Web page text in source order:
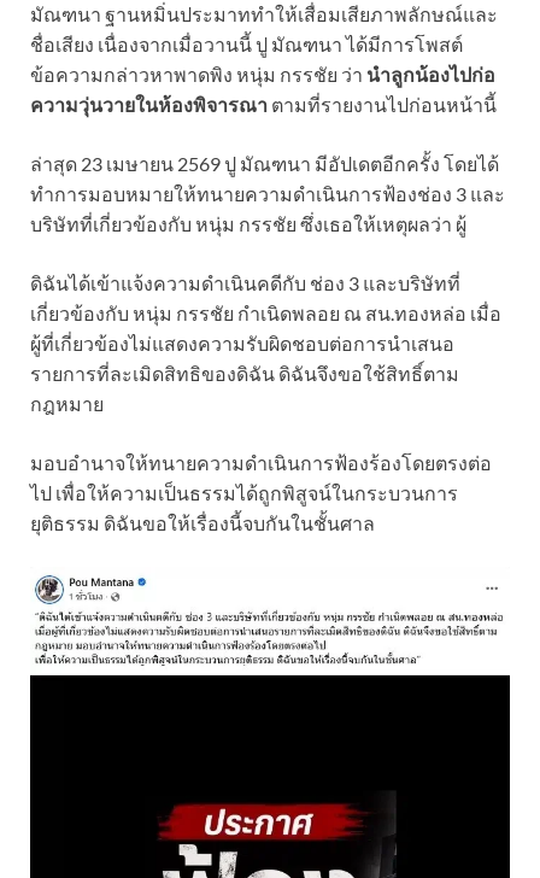
มัณฑนา ฐานหมิ่นประมาททำให้เสื่อมเสียภาพลักษณ์และ
ชื่อเสียง เนื่องจากเมื่อวานนี้ ปู มัณฑนา ได้มีการโพสต์
ข้อความกล่าวหาพาดพิง หนุ่ม กรรชัย ว่า นำลูกน้องไปก่อ
ความวุ่นวายในห้องพิจารณา ตามที่รายงานไปก่อนหน้านี้
ล่าสุด 23 เมษายน 2569 ปู มัณฑนา มีอัปเดตอีกครั้ง โดยได้
ทำการมอบหมายให้ทนายความดำเนินการฟ้องช่อง 3 และ
บริษัทที่เกี่ยวข้องกับ หนุ่ม กรรชัย ซึ่งเธอให้เหตุผลว่า ผู้
ดิฉันได้เข้าแจ้งความดำเนินคดีกับ ช่อง 3 และบริษัทที่
เกี่ยวข้องกับ หนุ่ม กรรชัย กำเนิดพลอย ณ สน.ทองหล่อ เมื่อ
ผู้ที่เกี่ยวข้องไม่แสดงความรับผิดชอบต่อการนำเสนอ
รายการที่ละเมิดสิทธิของดิฉัน ดิฉันจึงขอใช้สิทธิ์ตาม
กฎหมาย
มอบอำนาจให้ทนายความดำเนินการฟ้องร้องโดยตรงต่อ
ไป เพื่อให้ความเป็นธรรมได้ถูกพิสูจน์ในกระบวนการ
ยุติธรรม ดิฉันขอให้เรื่องนี้จบกันในชั้นศาล